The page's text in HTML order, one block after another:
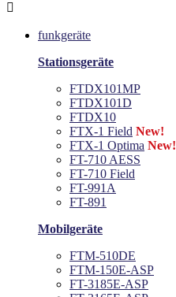

funkgeräte
Stationsgeräte
FTDX101MP
FTDX101D
FTDX10
FTX-1 Field New!
FTX-1 Optima New!
FT-710 AESS
FT-710 Field
FT-991A
FT-891
Mobilgeräte
FTM-510DE
FTM-150E-ASP
FT-3185E-ASP